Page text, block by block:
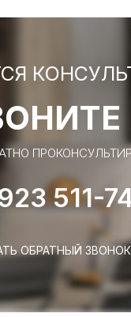
511-
ОБРАТНЫЙ ЗВОНОК